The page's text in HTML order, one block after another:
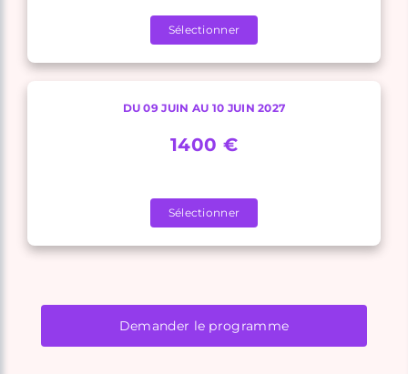
Sélectionner
DU 09 JUIN AU 10 JUIN 2027
1400 €
Sélectionner
Demander le programme